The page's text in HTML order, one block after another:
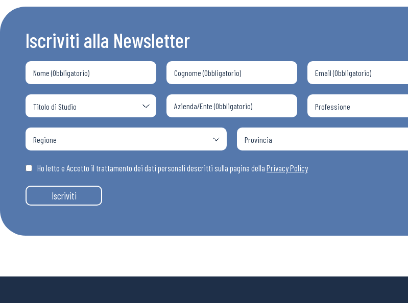
Iscriviti alla Newsletter
Ho letto e Accetto il trattamento dei dati personali descritti sulla pagina della Privacy Policy
Iscriviti